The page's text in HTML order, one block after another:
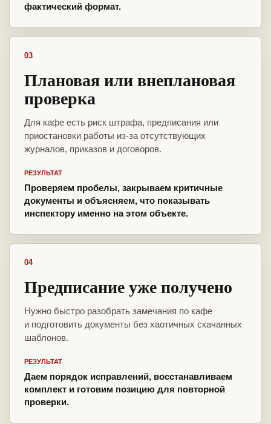
фактический формат.
03
Плановая или внеплановая
проверка
Для кафе есть риск штрафа, предписания или
приостановки работы из-за отсутствующих
журналов, приказов и договоров.
РЕЗУЛЬТАТ
Проверяем пробелы, закрываем критичные
документы и объясняем, что показывать
инспектору именно на этом объекте.
04
Предписание уже получено
Нужно быстро разобрать замечания по кафе
и подготовить документы без хаотичных скачанных
шаблонов.
РЕЗУЛЬТАТ
Даем порядок исправлений, восстанавливаем
комплект и готовим позицию для повторной
проверки.